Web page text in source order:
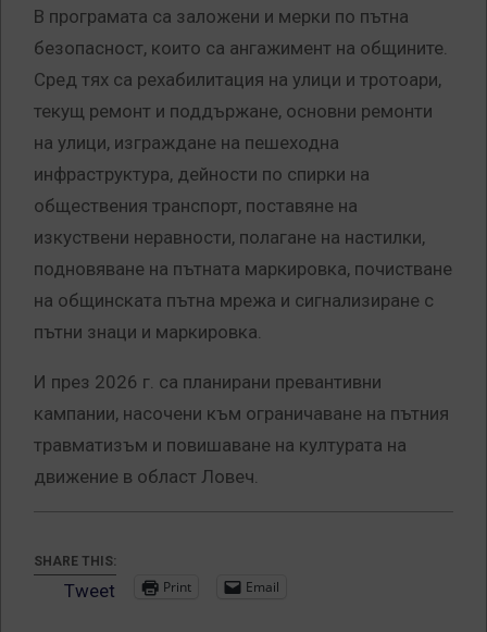
В програмата са заложени и мерки по пътна
безопасност, които са ангажимент на общините.
Сред тях са рехабилитация на улици и тротоари,
текущ ремонт и поддържане, основни ремонти
на улици, изграждане на пешеходна
инфраструктура, дейности по спирки на
обществения транспорт, поставяне на
изкуствени неравности, полагане на настилки,
подновяване на пътната маркировка, почистване
на общинската пътна мрежа и сигнализиране с
пътни знаци и маркировка.
И през 2026 г. са планирани превантивни
кампании, насочени към ограничаване на пътния
травматизъм и повишаване на културата на
движение в област Ловеч.
SHARE THIS:
Tweet Print Email